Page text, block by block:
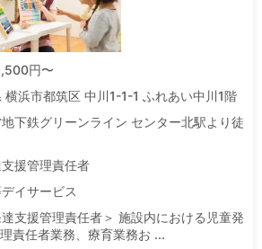
円〜
横浜市都筑区 中川1-1-1 ふれあい中川1階
下鉄グリーンライン センター北駅より徒
援管理責任者
イサービス
達支援管理責任者＞ 施設内における児童発
責任者業務、療育業務お ...